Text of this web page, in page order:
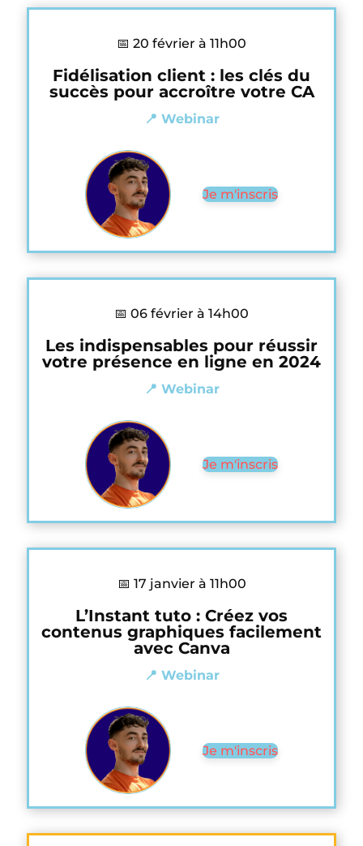
📅 20 février à 11h00
Fidélisation client : les clés du
succès pour accroître votre CA
📍 Webinar
Je m'inscris
📅 06 février à 14h00
Les indispensables pour réussir
votre présence en ligne en 2024
📍 Webinar
Je m'inscris
📅 17 janvier à 11h00
L’Instant tuto : Créez vos
contenus graphiques facilement
avec Canva
📍 Webinar
Je m'inscris